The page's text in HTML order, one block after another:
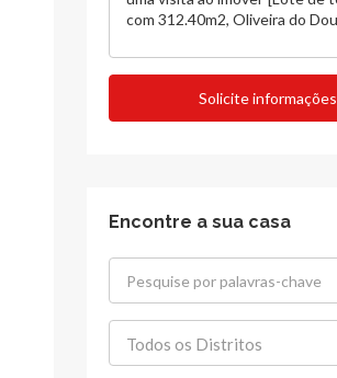
Solicite informações
Encontre a sua casa
Todos os Distritos